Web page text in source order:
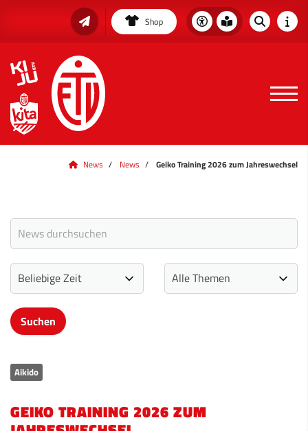
Shop
News News Geiko Training 2026 zum Jahreswechsel
Aikido
GEIKO TRAINING 2026 ZUM